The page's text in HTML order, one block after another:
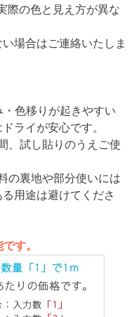
際の色と見え方が異な
場合はご連絡いたしま
色移りが起きやすい
ライが安心です。
、試し貼りのうえご使
の裏地や部分使いには
用途は避けてくださ
す。